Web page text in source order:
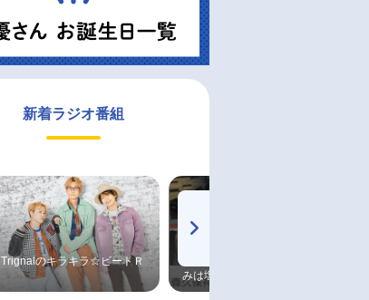
新着ラジオ番組
Trignalのキラキラ☆ビートＲ
みは塩だけ